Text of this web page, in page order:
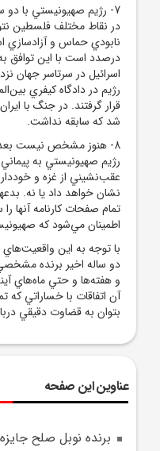
7- رژيم صهيونيستي با
در نقاط مختلف فلسطين
نابودي حماس و آزادسازي
درصدد است با اين توافق
اسرائيل در سرتاسر جهان
رژيم در دادگاه کيفري
قرار گرفتند. در جنگ با
شد که سابقه نداشت.
8- هنوز مشخص نيست بعد
رژيم صهيونيستي به
عقب‌نشيني از غزه و
نشان خواهد داد يا نه.
تمام صفحات کارنامه آنها
اطمينان مي‌شود که
با توجه به اين واقعيت‌هاي
دو ساله اخير برنده
و هفته‌ها و حتي ماه‌هاي
آن اتفاقات با خساراتي که
بتوان به قضاوت دقيقي
عناوین این صفحه
برنده نوبل صلح